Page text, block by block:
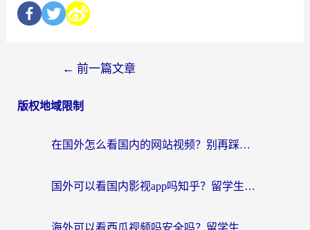
← 前一篇文章
版权地域限制
在国外怎么看国内的网站视频？别再踩坑！选对加速器秒回国内冲浪
国外可以看国内影视app吗知乎？留学生亲测有效的回国加速方案